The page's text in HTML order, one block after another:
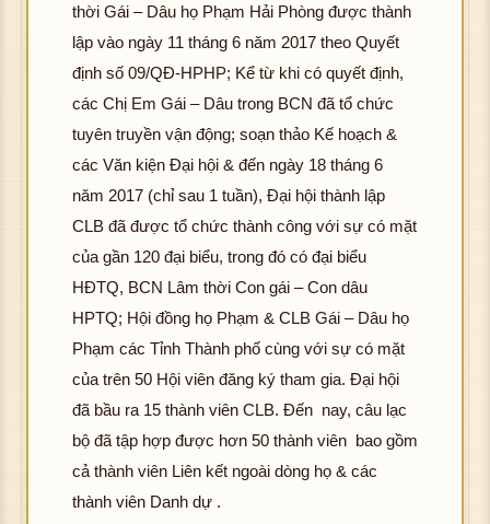
thời Gái – Dâu họ Phạm Hải Phòng được thành
lập vào ngày 11 tháng 6 năm 2017 theo Quyết
định số 09/QĐ-HPHP; Kể từ khi có quyết định,
các Chị Em Gái – Dâu trong BCN đã tổ chức
tuyên truyền vận động; soạn thảo Kế hoạch &
các Văn kiện Đại hội & đến ngày 18 tháng 6
năm 2017 (chỉ sau 1 tuần), Đại hội thành lập
CLB đã được tổ chức thành công với sự có mặt
của gần 120 đại biểu, trong đó có đại biểu
HĐTQ, BCN Lâm thời Con gái – Con dâu
HPTQ; Hội đồng họ Phạm & CLB Gái – Dâu họ
Phạm các Tỉnh Thành phố cùng với sự có mặt
của trên 50 Hội viên đăng ký tham gia. Đại hội
đã bầu ra 15 thành viên CLB. Đến nay, câu lạc
bộ đã tập hợp được hơn 50 thành viên bao gồm
cả thành viên Liên kết ngoài dòng họ & các
thành viên Danh dự .